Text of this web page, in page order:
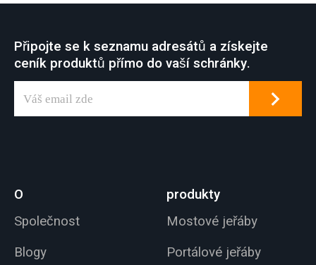
Připojte se k seznamu adresátů a získejte
ceník produktů přímo do vaší schránky.
O
Společnost
Blogy
produkty
Mostové jeřáby
Portálové jeřáby